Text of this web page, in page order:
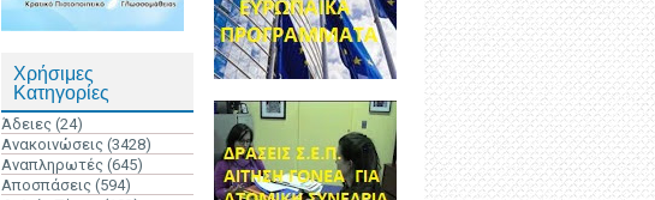
Χρήσιμες
Κατηγορίες
Άδειες (24)
Ανακοινώσεις (3428)
Αναπληρωτές (645)
Αποσπάσεις (594)